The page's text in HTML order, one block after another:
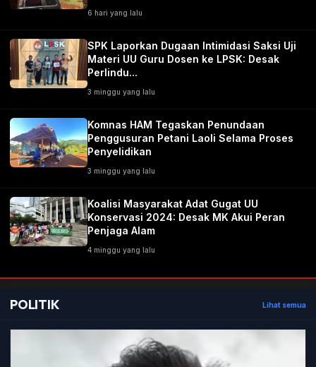
6 hari yang lalu
SPK Laporkan Dugaan Intimidasi Saksi Uji
Materi UU Guru Dosen ke LPSK: Desak
Perlindu...
3 minggu yang lalu
Komnas HAM Tegaskan Penundaan
Penggusuran Petani Laoli Selama Proses
Penyelidikan
3 minggu yang lalu
Koalisi Masyarakat Adat Gugat UU
Konservasi 2024: Desak MK Akui Peran
Penjaga Alam
4 minggu yang lalu
POLITIK Lihat semua